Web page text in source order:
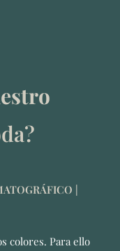
|
colores. Para ello